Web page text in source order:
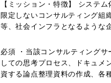
【ミッション・特徴】 システム化企画等にお
限定しないコンサルティング組
等、社会インフラとなるような企業が中心。 【コンサルティングサービス】 ●IT Grand Design Consulting 経産省警鐘を鳴らす
みとし、立案を行う (例)メイン
ホスト、リライト、リビルド、システ
ネージャーとして、「IT Grand
必須 ・当該コンサルティングサービスに類する分野において、リ
しての思考プロセス、ドキュメ
資する論点整理資料の作成、各種